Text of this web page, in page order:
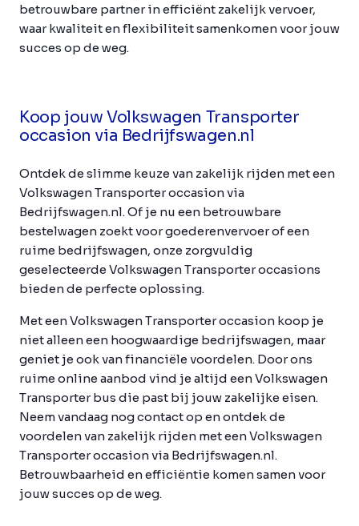
betrouwbare partner in efficiënt zakelijk vervoer,
waar kwaliteit en flexibiliteit samenkomen voor jouw
succes op de weg.
Koop jouw Volkswagen Transporter
occasion via Bedrijfswagen.nl
Ontdek de slimme keuze van zakelijk rijden met een
Volkswagen Transporter occasion via
Bedrijfswagen.nl. Of je nu een betrouwbare
bestelwagen zoekt voor goederenvervoer of een
ruime bedrijfswagen, onze zorgvuldig
geselecteerde Volkswagen Transporter occasions
bieden de perfecte oplossing.
Met een Volkswagen Transporter occasion koop je
niet alleen een hoogwaardige bedrijfswagen, maar
geniet je ook van financiële voordelen. Door ons
ruime online aanbod vind je altijd een Volkswagen
Transporter bus die past bij jouw zakelijke eisen.
Neem vandaag nog contact op en ontdek de
voordelen van zakelijk rijden met een Volkswagen
Transporter occasion via Bedrijfswagen.nl.
Betrouwbaarheid en efficiëntie komen samen voor
jouw succes op de weg.